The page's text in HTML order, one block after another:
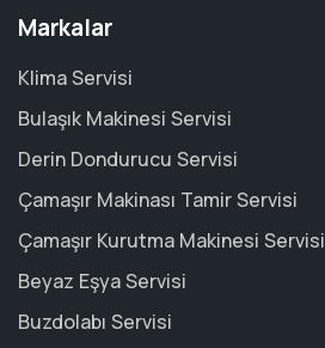
Markalar
Klima Servisi
Bulaşık Makinesi Servisi
Derin Dondurucu Servisi
Çamaşır Makinası Tamir Servisi
Çamaşır Kurutma Makinesi Servisi
Beyaz Eşya Servisi
Buzdolabı Servisi